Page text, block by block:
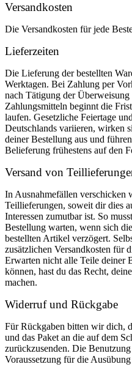
Versandkosten
Die Versandkosten für jede
Lieferzeiten
Die Lieferung der bestellten
Werktagen. Bei Zahlung per
nach Tätigung der Überweisung
Zahlungsmitteln beginnt die
laufen. Gesetzliche Feiertage
Deutschlands variieren, wirken
deiner Bestellung aus und
Belieferung frühestens auf den
Versand von
In Ausnahmefällen verschicken
Teillieferungen, soweit dir dies
Interessen zumutbar ist. So
Bestellung warten, wenn sich
bestellten Artikel verzögert.
zusätzlichen Versandkosten für
Erwarten nicht alle Teile deiner
können, hast du das Recht,
machen.
Widerruf und Rückgabe
Für Rückgaben bitten wir dich,
und das Paket an die auf dem
zurückzusenden. Die
Voraussetzung für die